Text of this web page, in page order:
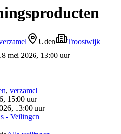
Uden
Troostwijk
mei 2026, 13:00 uur
, verzamel
15:00 uur
13:00 uur
- Veilingen